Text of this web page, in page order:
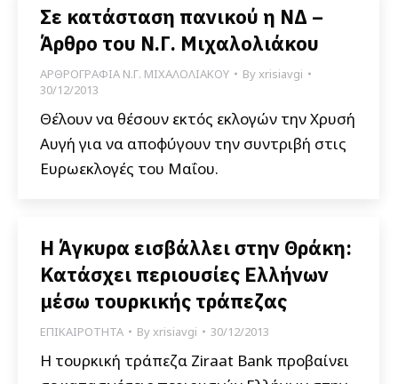
Σε κατάσταση πανικού η ΝΔ –
Άρθρο του Ν.Γ. Μιχαλολιάκου
ΑΡΘΡΟΓΡΑΦΙΑ Ν.Γ. ΜΙΧΑΛΟΛΙΑΚΟΥ Byxrisiavgi
30/12/2013
Θέλουν να θέσουν εκτός εκλογών την Χρυσή
Αυγή για να αποφύγουν την συντριβή στις
Ευρωεκλογές του Μαΐου.
Η Άγκυρα εισβάλλει στην Θράκη:
Κατάσχει περιουσίες Ελλήνων
μέσω τουρκικής τράπεζας
ΕΠΙΚΑΙΡΟΤΗΤΑ Byxrisiavgi 30/12/2013
Η τουρκική τράπεζα Ziraat Bank προβαίνει